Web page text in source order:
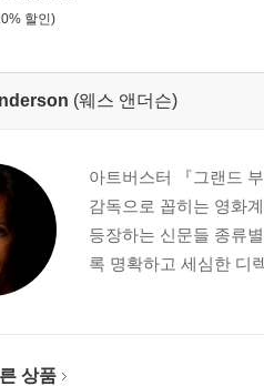
할인)
(웨스 앤더슨)
아트버스터 『그랜드
감독으로 꼽히는 영화
등장하는 신문들 종류
록 명확하고 세심한 디
상품